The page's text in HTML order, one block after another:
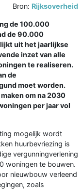
Bron: Rijksoverheid
de 100.000
de 90.000
uit het jaarlijkse
inzet van alle
te realiseren.
de
moet worden.
om na 2030
per jaar vol
mogelijk wordt
huurbevriezing is
vergunningverlening
woningen te bouwen.
nieuwbouw verleend
zoals